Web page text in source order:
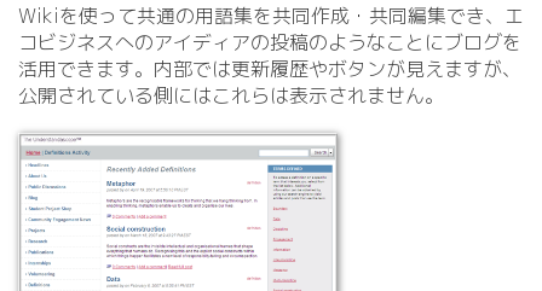
Wikiを使って共通の用語集を共同作成・共同編集でき、エ
コビジネスへのアイディアの投稿のようなことにブログを
活用できます。内部では更新履歴やボタンが見えますが、
公開されている側にはこれらは表示されません。